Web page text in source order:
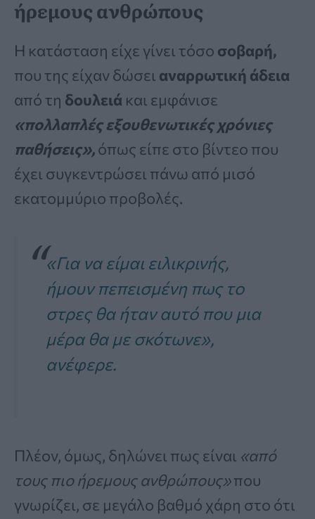
ήρεμους ανθρώπους
Η κατάσταση είχε γίνει τόσο σοβαρή,
που της είχαν δώσει αναρρωτική άδεια
από τη δουλειά και εμφάνισε
«πολλαπλές εξουθενωτικές χρόνιες
παθήσεις»,όπως είπε στο βίντεο που
έχει συγκεντρώσει πάνω από μισό
εκατομμύριο προβολές.
«Για να είμαι ειλικρινής,
ήμουν πεπεισμένη πως το
στρες θα ήταν αυτό που μια
μέρα θα με σκότωνε»,
ανέφερε.
Πλέον, όμως, δηλώνει πως είναι «από
τους πιο ήρεμους ανθρώπους»που
γνωρίζει, σε μεγάλο βαθμό χάρη στο ότι